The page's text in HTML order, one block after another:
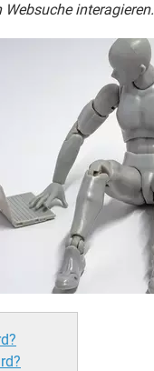
interagieren.